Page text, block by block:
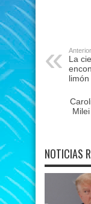
La
limón
NOTICIAS